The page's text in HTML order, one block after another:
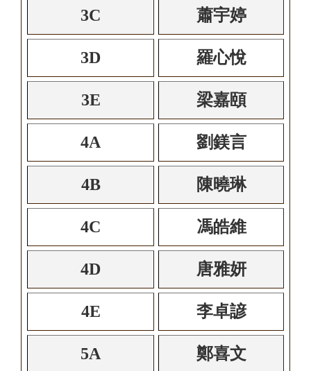
3C 蕭宇婷
3D 羅心悅
3E 梁嘉頤
4A 劉鎂言
4B 陳曉琳
4C 馮皓維
4D 唐雅妍
4E 李卓諺
5A 鄭喜文